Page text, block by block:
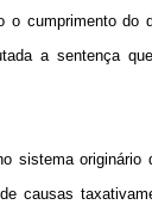
cumprimento do
a sentença
sistema originário
causas